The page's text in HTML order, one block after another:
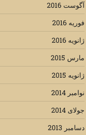
آگوست 2016
فوریه 2016
ژانویه 2016
مارس 2015
ژانویه 2015
نوامبر 2014
جولای 2014
دسامبر 2013